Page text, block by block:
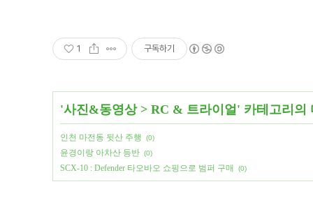
1 구독하기
'사진&동영상> RC & 트라이얼 ' 카테고리의
인천 마전동 뒷산 주행 (0)
윤경이랑 아차산 등반 (0)
SCX-10 : Defender 타오바오 쇼핑으로 범퍼 구매 (0)